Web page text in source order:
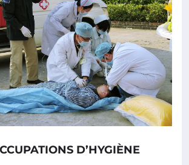
D’HYGIÈNE